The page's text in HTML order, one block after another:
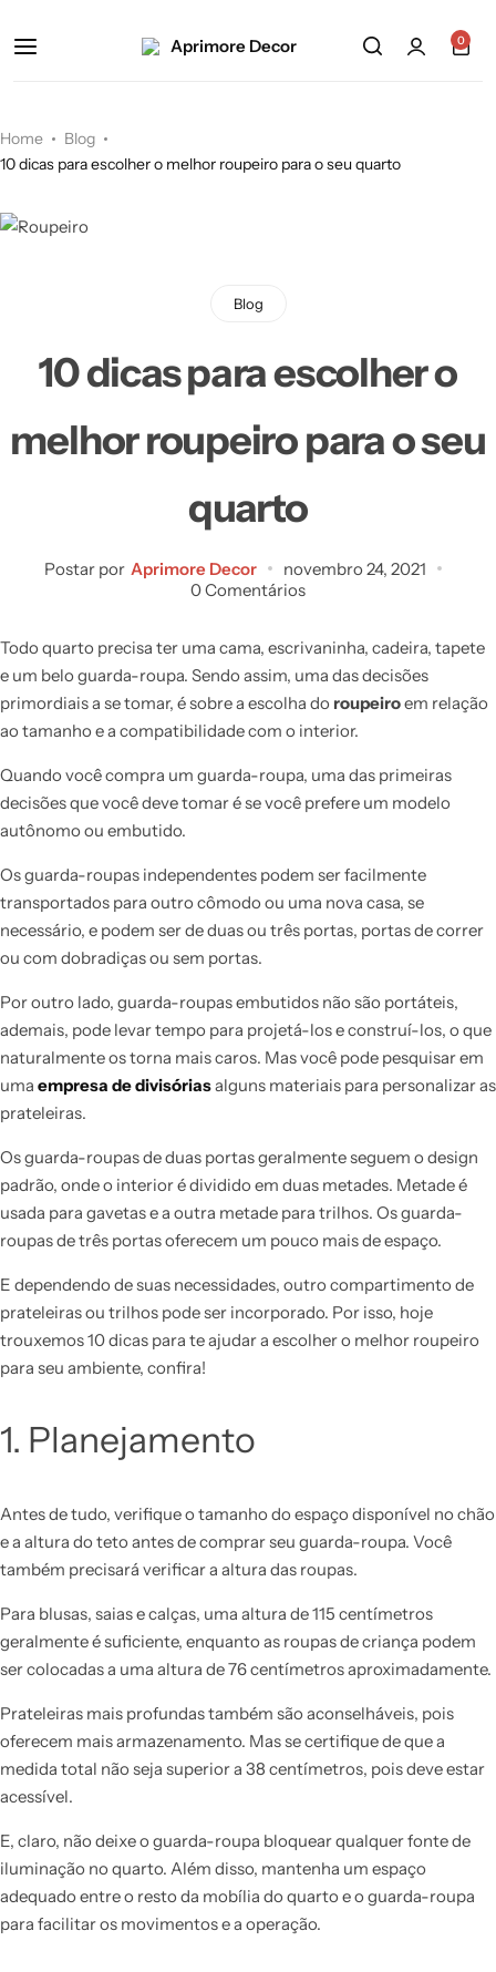
0
Home
Blog
10 dicas para escolher o melhor roupeiro para o seu quarto
Blog
10 dicas para escolher o
melhor roupeiro para o seu
quarto
Postar por Aprimore Decor
novembro 24, 2021
0 Comentários
Todo quarto precisa ter uma cama, escrivaninha, cadeira, tapete
e um belo guarda-roupa. Sendo assim, uma das decisões
primordiais a se tomar, é sobre a escolha do roupeiroem relação
ao tamanho e a compatibilidade com o interior.
Quando você compra um guarda-roupa, uma das primeiras
decisões que você deve tomar é se você prefere um modelo
autônomo ou embutido.
Os guarda-roupas independentes podem ser facilmente
transportados para outro cômodo ou uma nova casa, se
necessário, e podem ser de duas ou três portas, portas de correr
ou com dobradiças ou sem portas.
Por outro lado, guarda-roupas embutidos não são portáteis,
ademais, pode levar tempo para projetá-los e construí-los, o que
naturalmente os torna mais caros. Mas você pode pesquisar em
uma empresa de divisóriasalguns materiais para personalizar as
prateleiras.
Os guarda-roupas de duas portas geralmente seguem o design
padrão, onde o interior é dividido em duas metades. Metade é
usada para gavetas e a outra metade para trilhos. Os guarda-
roupas de três portas oferecem um pouco mais de espaço.
E dependendo de suas necessidades, outro compartimento de
prateleiras ou trilhos pode ser incorporado. Por isso, hoje
trouxemos 10 dicas para te ajudar a escolher o melhor roupeiro
para seu ambiente, confira!
1. Planejamento
Antes de tudo, verifique o tamanho do espaço disponível no chão
e a altura do teto antes de comprar seu guarda-roupa. Você
também precisará verificar a altura das roupas.
Para blusas, saias e calças, uma altura de 115 centímetros
geralmente é suficiente, enquanto as roupas de criança podem
ser colocadas a uma altura de 76 centímetros aproximadamente.
Prateleiras mais profundas também são aconselháveis, pois
oferecem mais armazenamento. Mas se certifique de que a
medida total não seja superior a 38 centímetros, pois deve estar
acessível.
E, claro, não deixe o guarda-roupa bloquear qualquer fonte de
iluminação no quarto. Além disso, mantenha um espaço
adequado entre o resto da mobília do quarto e o guarda-roupa
para facilitar os movimentos e a operação.